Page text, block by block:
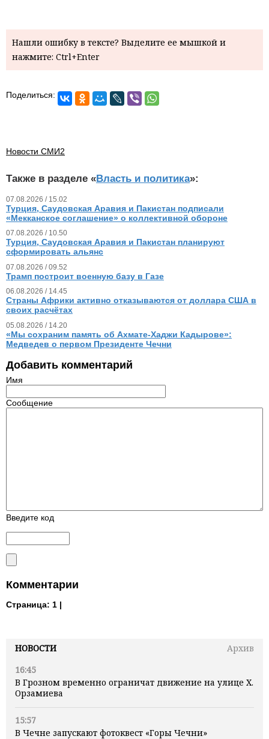
НОВОСТИ
Архив
16:45
В Грозном временно ограничат движение на улице Х.
Орзамиева
15:57
В Чечне запускают фотоквест «Горы Чечни»
Нашли ошибку в тексте? Выделите ее мышкой и
нажмите: Ctrl+Enter
Поделиться:
Новости СМИ2
Также в разделе «Власть и политика»:
07.08.2026 / 15.02
Турция, Саудовская Аравия и Пакистан подписали
«Мекканское соглашение» о коллективной обороне
07.08.2026 / 10.50
Турция, Саудовская Аравия и Пакистан планируют
сформировать альянс
07.08.2026 / 09.52
Трамп построит военную базу в Газе
06.08.2026 / 14.45
Страны Африки активно отказываются от доллара США в
своих расчётах
05.08.2026 / 14.20
«Мы сохраним память об Ахмате-Хаджи Кадырове»:
Медведев о первом Президенте Чечни
Добавить комментарий
Имя
Сообщение
Введите код
Комментарии
Страница: 1 |